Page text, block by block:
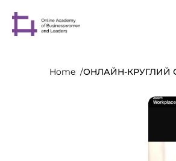
Home ОНЛАЙН-КРУГЛИЙ